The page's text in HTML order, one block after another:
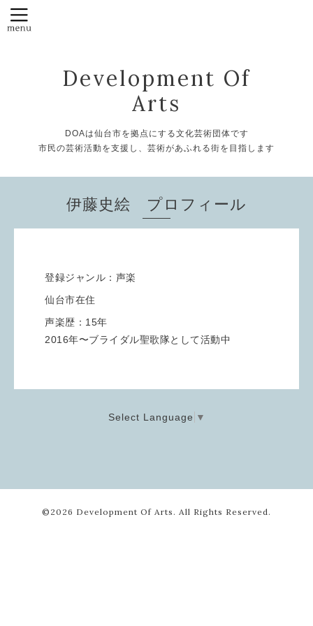
Development Of
Arts
DOAは仙台市を拠点にする文化芸術団体です
市民の芸術活動を支援し、芸術があふれる街を目指します
伊藤史絵 プロフィール
登録ジャンル：声楽
仙台市在住
声楽歴：15年
2016年〜ブライダル聖歌隊として活動中
Select Language ▼
©2026 Development Of Arts . All Rights Reserved.